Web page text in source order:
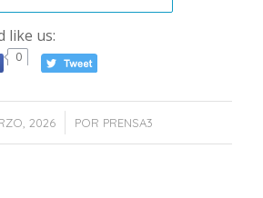
like us:
0
2026
/ POR PRENSA3